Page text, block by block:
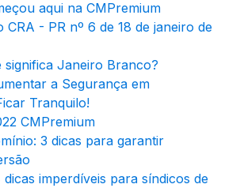
aqui na CMPremium
- PR nº 6 de 18 de janeiro de
significa Janeiro Branco?
a Segurança em
Tranquilo!
CMPremium
3 dicas para garantir
imperdíveis para síndicos de